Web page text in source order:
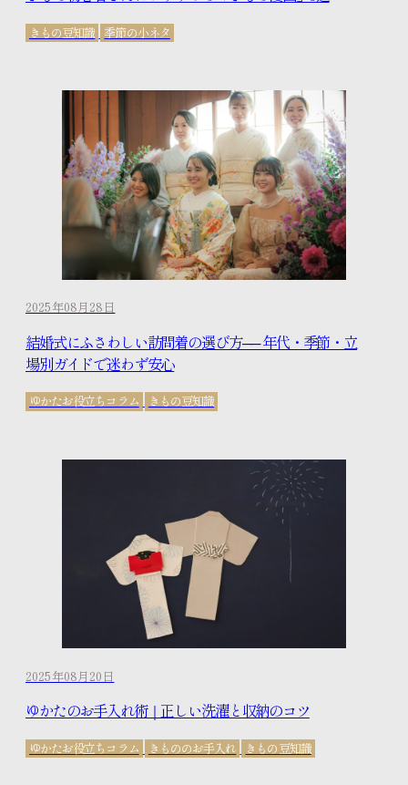
きもの豆知識 季節の小ネタ
2025年08月28日
結婚式にふさわしい訪問着の選び方── 年代・季節・立
場別ガイドで迷わず安心
ゆかたお役立ちコラム きもの豆知識
2025年08月20日
ゆかたのお手入れ術｜正しい洗濯と収納のコツ
ゆかたお役立ちコラム きもののお手入れ きもの豆知識